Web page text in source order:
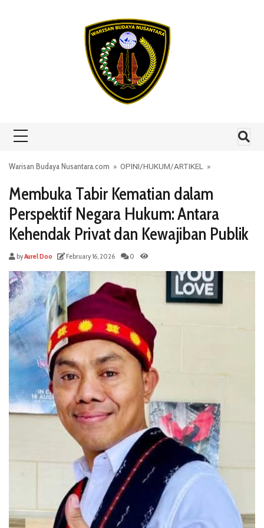
Warisan Budaya Nusantara.com » OPINI/HUKUM/ARTIKEL »
Membuka Tabir Kematian dalam
Perspektif Negara Hukum: Antara
Kehendak Privat dan Kewajiban Publik
byAurel Doo February 16, 2026 0